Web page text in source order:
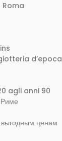
d’epoca
agli anni 90
ценам